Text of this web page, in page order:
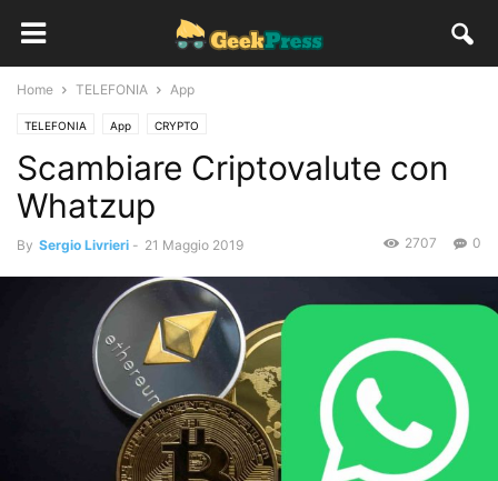
Home TELEFONIA App
TELEFONIA App CRYPTO
Scambiare Criptovalute con
Whatzup
By Sergio Livrieri - 21 Maggio 2019 0
2707